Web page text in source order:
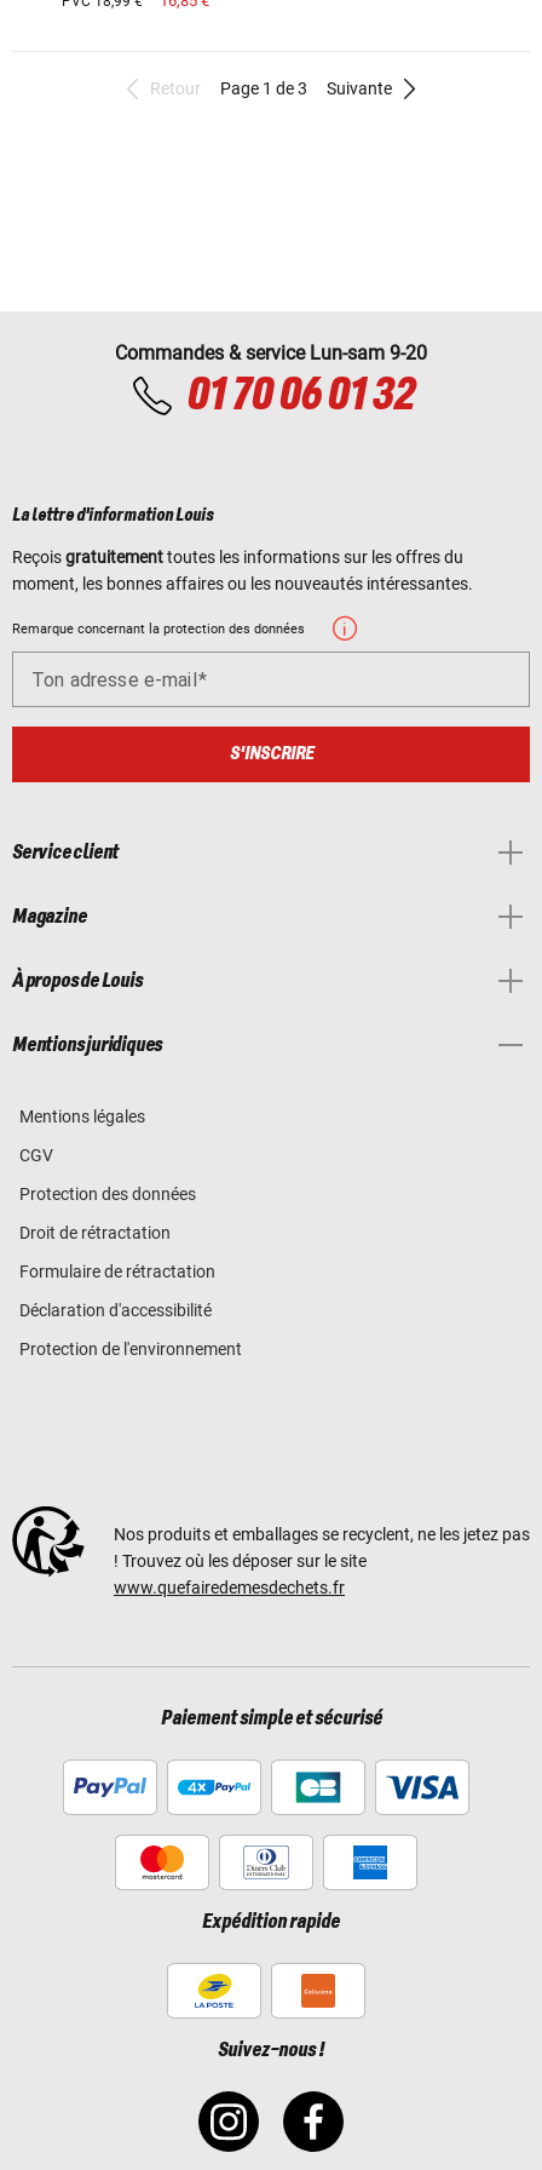
Retour Page 1 de 3 Suivante
Commandes & service Lun-sam 9-20
01 70 06 01 32
La lettre d'information Louis
Reçoisgratuitementtoutes les informations sur les offres du
moment, les bonnes affaires ou les nouveautés intéressantes.
Remarque concernant la protection des données
Ton adresse e-mail
S'INSCRIRE
Service client
Magazine
À propos de Louis
Mentions juridiques
Mentions légales
CGV
Protection des données
Droit de rétractation
Formulaire de rétractation
Déclaration d'accessibilité
Protection de l'environnement
Nos produits et emballages se recyclent, ne les jetez pas
! Trouvez où les déposer sur le site
www.quefairedemesdechets.fr
Paiement simple et sécurisé
Expédition rapide
Suivez-nous !